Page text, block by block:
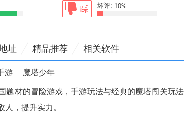
坏评: 10%
址 精品推荐 相关软件
游 魔塔少年
题材的冒险游戏，手游玩法与经典的魔塔闯关玩
人，提升实力。